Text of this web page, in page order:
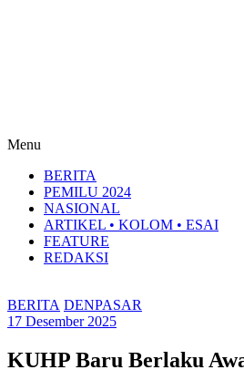
Menu
BERITA
PEMILU 2024
NASIONAL
ARTIKEL • KOLOM • ESAI
FEATURE
REDAKSI
BERITA DENPASAR
17 Desember 2025
KUHP Baru Berlaku